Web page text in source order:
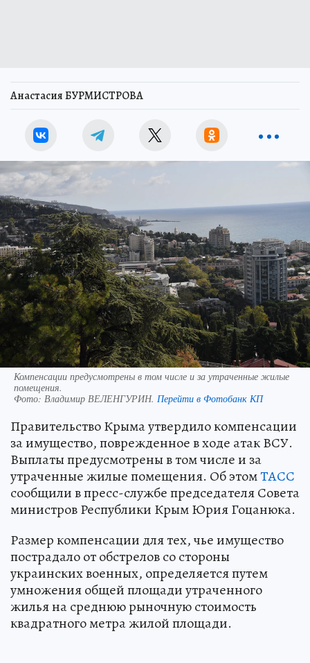
Анастасия БУРМИСТРОВА
Компенсации предусмотрены в том числе и за утраченные жилые
помещения.
Фото: Владимир ВЕЛЕНГУРИН. Перейти в Фотобанк КП
Правительство Крыма утвердило компенсации
за имущество, поврежденное в ходе атак ВСУ.
Выплаты предусмотрены в том числе и за
утраченные жилые помещения. Об этомТАСС
сообщили в пресс-службе председателя Совета
министров Республики Крым Юрия Гоцанюка.
Размер компенсации для тех, чье имущество
пострадало от обстрелов со стороны
украинских военных, определяется путем
умножения общей площади утраченного
жилья на среднюю рыночную стоимость
квадратного метра жилой площади.